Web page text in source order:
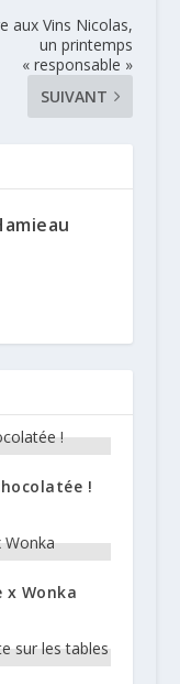
aux Vins Nicolas,
un printemps
« responsable »
SUIVANT
!
x Wonka